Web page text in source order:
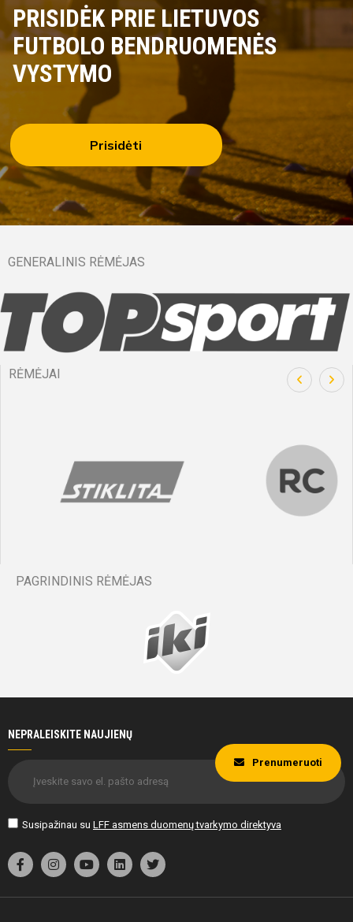
PRISIDĖK PRIE LIETUVOS
FUTBOLO BENDRUOMENĖS
VYSTYMO
Prisidėti
GENERALINIS RĖMĖJAS
RĖMĖJAI
PAGRINDINIS RĖMĖJAS
NEPRALEISKITE NAUJIENŲ
Susipažinau su LFF asmens duomenų tvarkymo direktyva
Prenumeruoti